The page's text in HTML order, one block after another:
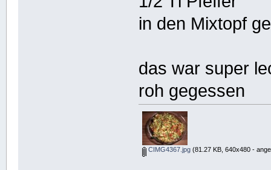
in den Mixtopf
das war super
roh gegessen
CIMG4367.jpg(81.27 KB, 640x480 -